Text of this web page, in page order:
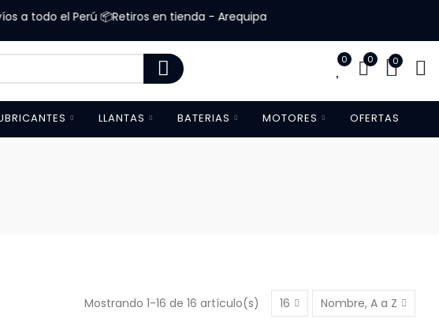
todo el Perú 📦Retiros en tienda - Arequipa
0 0 0
LLANTAS BATERIAS MOTORES OFERTAS
Mostrando 1-16 de 16 artículo(s) 16 Nombre, A a Z